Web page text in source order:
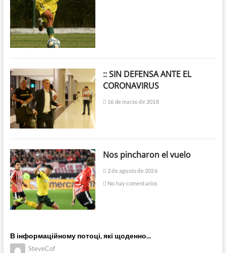
:: SIN DEFENSA ANTE EL
CORONAVIRUS
16 de marzo de 2018
Nos pincharon el vuelo
2 de agosto de 2026
No hay comentarios
В інформаційному потоці, які щоденно...
SteveCof